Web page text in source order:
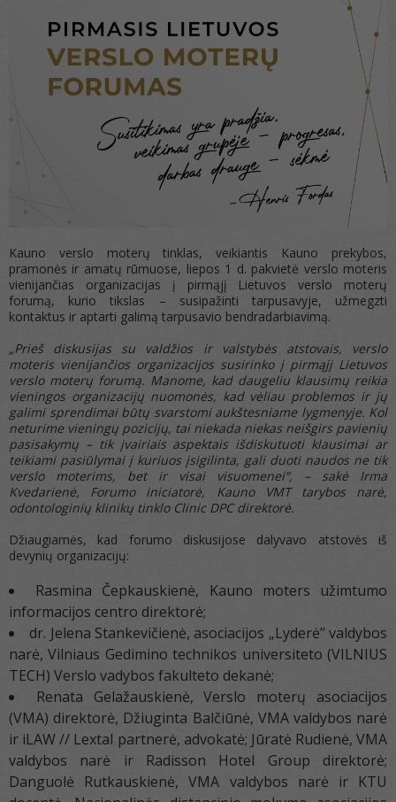
Kauno verslo moterų tinklas, veikiantis Kauno prekybos,
pramonės ir amatų rūmuose, liepos 1 d. pakvietė verslo moteris
vienijančias organizacijas į pirmąjį Lietuvos verslo moterų
forumą, kurio tikslas – susipažinti tarpusavyje, užmegzti
kontaktus ir aptarti galimą tarpusavio bendradarbiavimą.
„Prieš diskusijas su valdžios ir valstybės atstovais, verslo
moteris vienijančios organizacijos susirinko į pirmąjį Lietuvos
verslo moterų forumą. Manome, kad daugeliu klausimų reikia
vieningos organizacijų nuomonės, kad vėliau problemos ir jų
galimi sprendimai būtų svarstomi aukštesniame lygmenyje. Kol
neturime vieningų pozicijų, tai niekada niekas neišgirs pavienių
pasisakymų – tik įvairiais aspektais išdiskutuoti klausimai ar
teikiami pasiūlymai į kuriuos įsigilinta, gali duoti naudos ne tik
verslo moterims, bet ir visai visuomenei“, – sakė Irma
Kvedarienė, Forumo iniciatorė, Kauno VMT tarybos narė,
odontologinių klinikų tinklo Clinic DPC direktorė.
Džiaugiamės, kad forumo diskusijose dalyvavo atstovės iš
devynių organizacijų:
Rasmina Čepkauskienė, Kauno moters užimtumo
informacijos centro direktorė;
dr. Jelena Stankevičienė, asociacijos „Lyderė” valdybos
narė, Vilniaus Gedimino technikos universiteto (VILNIUS
TECH) Verslo vadybos fakulteto dekanė;
Renata Gelažauskienė, Verslo moterų asociacijos
(VMA) direktorė, Džiuginta Balčiūnė, VMA valdybos narė
ir iLAW // Lextal partnerė, advokatė; Jūratė Rudienė, VMA
valdybos narė ir Radisson Hotel Group direktorė;
Danguolė Rutkauskienė, VMA valdybos narė ir KTU